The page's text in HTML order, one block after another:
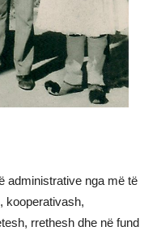
administrative nga më të
kooperativash,
rrethesh dhe në fund